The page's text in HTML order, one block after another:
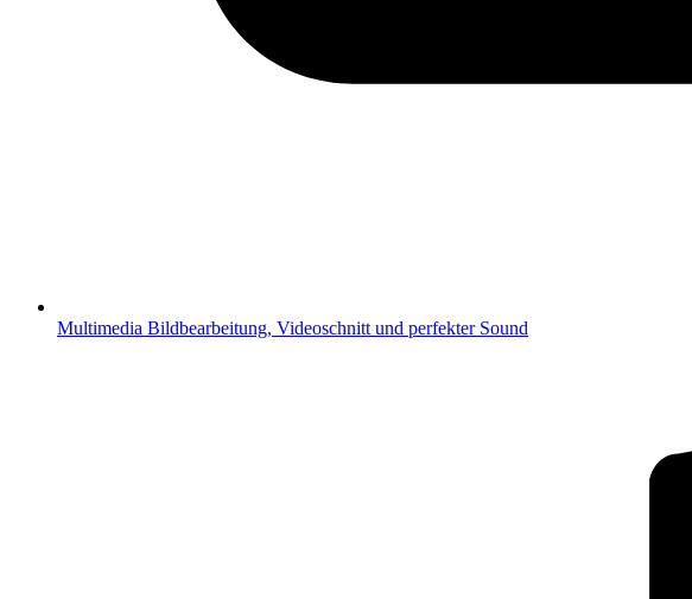
Multimedia Bildbearbeitung, Videoschnitt und perfekter Sound